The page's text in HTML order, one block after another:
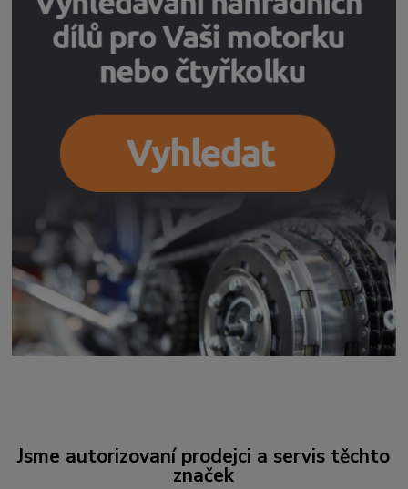
Jsme autorizovaní prodejci a servis těchto
značek